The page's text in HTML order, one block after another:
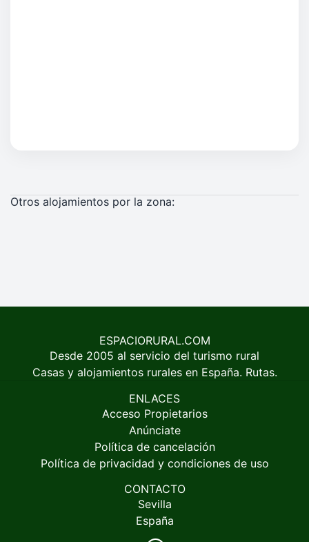
Otros alojamientos por la zona:
ESPACIORURAL.COM
Desde 2005 al servicio del turismo rural
Casas y alojamientos rurales en España. Rutas.
ENLACES
Acceso Propietarios
Anúnciate
Política de cancelación
Política de privacidad y condiciones de uso
CONTACTO
Sevilla
España